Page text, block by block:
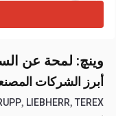
وینچ: لمحة عن
أبرز الشركات
, LIEBHERR, TEREX